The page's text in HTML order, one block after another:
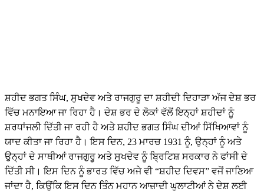
ਸ਼ਹੀਦ ਭਗਤ ਸਿੰਘ, ਸੁਖਦੇਵ ਅਤੇ ਰਾਜਗੁਰੂ ਦਾ ਸ਼ਹੀਦੀ ਦਿਹਾੜਾ ਅੱਜ ਦੇਸ਼ ਭਰ
ਵਿੱਚ ਮਨਾਇਆ ਜਾ ਰਿਹਾ ਹੈ। ਦੇਸ਼ ਭਰ ਦੇ ਲੋਕਾਂ ਵੱਲੋਂ ਇਨ੍ਹਾਂ ਸ਼ਹੀਦਾਂ ਨੂੰ
ਸ਼ਰਧਾਂਜਲੀ ਦਿੱਤੀ ਜਾ ਰਹੀ ਹੈ ਅਤੇ ਸ਼ਹੀਦ ਭਗਤ ਸਿੰਘ ਦੀਆਂ ਸਿੱਖਿਆਵਾਂ ਨੂੰ
ਯਾਦ ਕੀਤਾ ਜਾ ਰਿਹਾ ਹੈ। ਇਸ ਦਿਨ, 23 ਮਾਰਚ 1931 ਨੂੰ, ਉਨ੍ਹਾਂ ਨੂੰ ਅਤੇ
ਉਨ੍ਹਾਂ ਦੇ ਸਾਥੀਆਂ ਰਾਜਗੁਰੂ ਅਤੇ ਸੁਖਦੇਵ ਨੂੰ ਬ੍ਰਿਟਿਸ਼ ਸਰਕਾਰ ਨੇ ਫਾਂਸੀ ਦੇ
ਦਿੱਤੀ ਸੀ। ਇਸ ਦਿਨ ਨੂੰ ਭਾਰਤ ਵਿੱਚ ਅਜੇ ਵੀ “ਸ਼ਹੀਦ ਦਿਵਸ” ਵਜੋਂ ਜਾਣਿਆ
ਜਾਂਦਾ ਹੈ, ਕਿਉਂਕਿ ਇਸ ਦਿਨ ਤਿੰਨ ਮਹਾਨ ਆਜ਼ਾਦੀ ਘੁਲਾਟੀਆਂ ਨੇ ਦੇਸ਼ ਲਈ